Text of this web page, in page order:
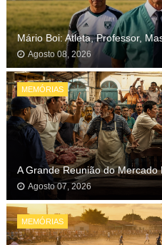
Mário Boi: Atleta, Professor,
Agosto 08, 2026
MEMÓRIAS
A Grande Reunião do Mercado
Agosto 07, 2026
MEMÓRIAS